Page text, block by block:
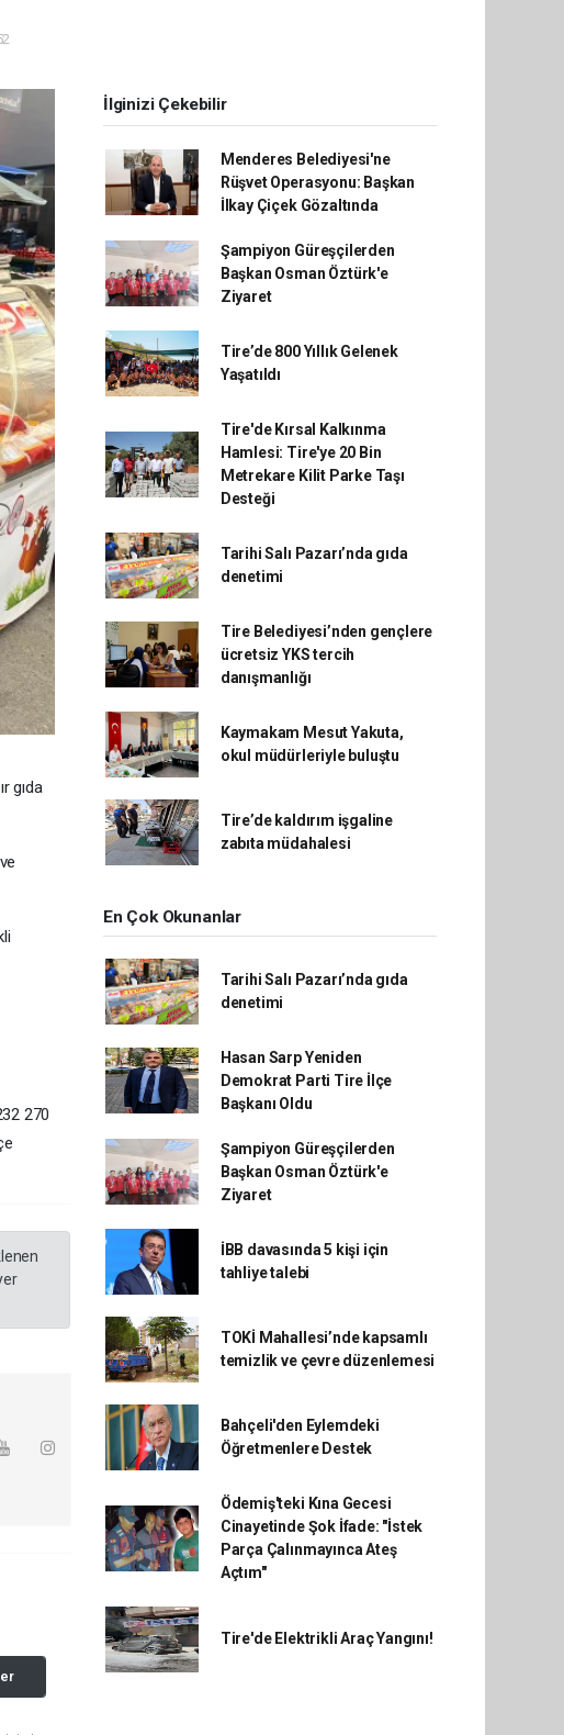
gıda
270
İlginizi Çekebilir
Menderes Belediyesi'ne
Rüşvet Operasyonu: Başkan
İlkay Çiçek Gözaltında
Şampiyon Güreşçilerden
Başkan Osman Öztürk'e
Ziyaret
Tire’de 800 Yıllık Gelenek
Yaşatıldı
Tire'de Kırsal Kalkınma
Hamlesi: Tire'ye 20 Bin
Metrekare Kilit Parke Taşı
Desteği
Tarihi Salı Pazarı’nda gıda
denetimi
Tire Belediyesi’nden gençlere
ücretsiz YKS tercih
danışmanlığı
Kaymakam Mesut Yakuta,
okul müdürleriyle buluştu
Tire’de kaldırım işgaline
zabıta müdahalesi
En Çok Okunanlar
Tarihi Salı Pazarı’nda gıda
denetimi
Hasan Sarp Yeniden
Demokrat Parti Tire İlçe
Başkanı Oldu
Şampiyon Güreşçilerden
Başkan Osman Öztürk'e
Ziyaret
İBB davasında 5 kişi için
tahliye talebi
TOKİ Mahallesi’nde kapsamlı
temizlik ve çevre düzenlemesi
Bahçeli'den Eylemdeki
Öğretmenlere Destek
Ödemiş'teki Kına Gecesi
Cinayetinde Şok İfade: "İstek
Parça Çalınmayınca Ateş
Açtım"
Tire'de Elektrikli Araç Yangını!